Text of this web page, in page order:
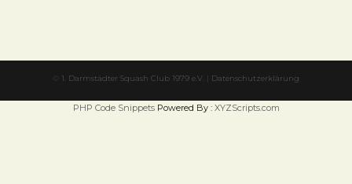
1. Darmstädter Squash Club 1979 e.V. Datenschutzerklärung
PHP Code SnippetsPowered By : XYZScripts.com